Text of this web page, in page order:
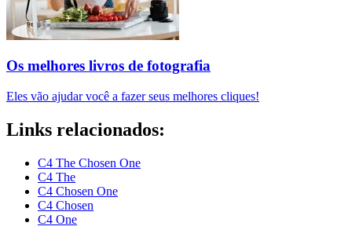
Os melhores livros de fotografia
Eles vão ajudar você a fazer seus melhores cliques!
Links relacionados:
C4 The Chosen One
C4 The
C4 Chosen One
C4 Chosen
C4 One